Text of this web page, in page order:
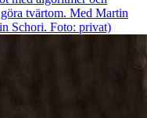
tvärtom. Med Martin
Schori. Foto: privat)